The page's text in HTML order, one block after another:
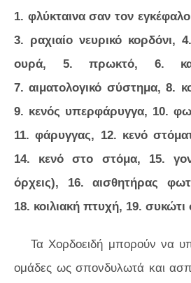
1. φλύκταινα σαν τον
3. ραχιαίο νευρικό κορδόνι,
ουρά, 5. πρωκτό, 6.
7. αιματολογικό σύστημα, 8.
9. κενός υπερφάρυγγα, 10.
11. φάρυγγας, 12. κενό
14. κενό στο στόμα, 15.
όρχεις), 16. αισθητήρας
18. κοιλιακή πτυχή, 19.
Τα Χορδοειδή μπορούν να
ομάδες ως σπονδυλωτά και